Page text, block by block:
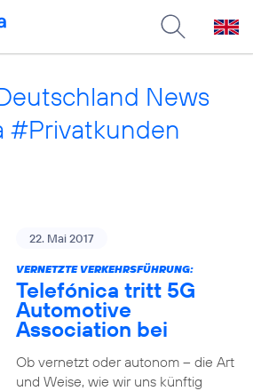
News
#Privatkunden
22. Mai 2017
VERNETZTE VERKEHRSFÜHRUNG:
Telefónica tritt 5G
Automotive
Association bei
Ob vernetzt oder autonom – die Art
und Weise, wie wir uns künftig